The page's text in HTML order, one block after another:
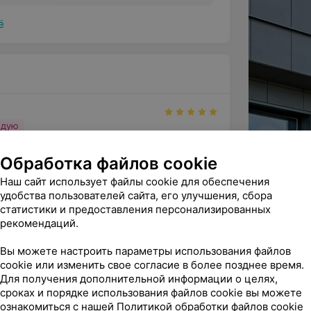
дальних;
формы роговицы или хрусталика, что
волосков в области ресниц с
Обычно эпиляция ресниц может
— это процедура, в ходе которой
были наложены после
— это процедура, в ходе которой
попали на поверхность белка глаза
— это процедура, при которой
тела, которые попали на
Иванова Ирина Анатольевна.
мою проблему и да...
офтальмолог
Плюс
профессионал своего дела!
приемом: качественная диагнос...
Обработка файлов cookie
Наш сайт использует файлы cookie для обеспечения
удобства пользователей сайта, его улучшения, сбора
статистики и предоставления персонализированных
рекомендаций.
Вы можете настроить параметры использования файлов
cookie или изменить свое согласие в более позднее время.
Для получения дополнительной информации о целях,
сроках и порядке использования файлов cookie вы можете
ознакомиться с нашей Политикой обработки файлов cookie